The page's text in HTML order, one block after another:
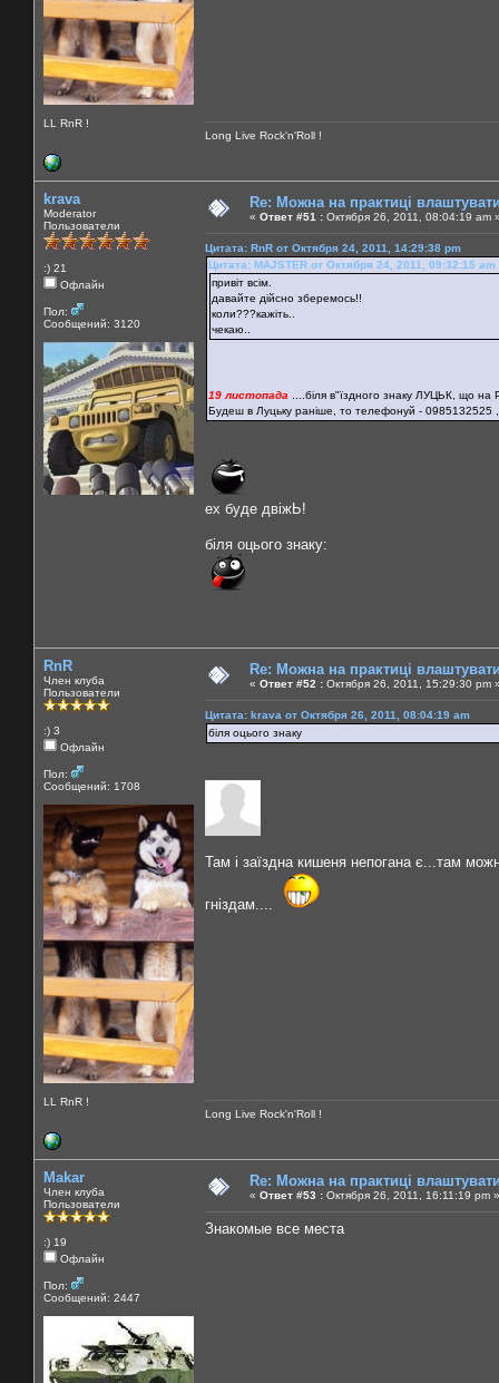
LL RnR !
Long Live Rock'n'Roll !
krava
Moderator
Пользователи
:) 21
Офлайн
Пол:
Сообщений: 3120
Re: Можна на практиці
« Ответ #51 : Октября 26, 2011, 08:04:19 am
Цитата: RnR от Октября 24, 2011, 14:29:38 pm
Цитата: MAJSTER от Октября 24, 2011, 09:32:15 am
привіт всім.
давайте дійсно зберемось!!
коли???кажіть..
чекаю..
19 листопада ....біля в"їздного знаку ЛУЦЬК, що на
Будеш в Луцьку раніше, то телефонуй - 0985132525
ех буде двіжЬ!
біля оцього знаку:
RnR
Член клуба
Пользователи
:) 3
Офлайн
Пол:
Сообщений: 1708
LL RnR !
Re: Можна на практиці
« Ответ #52 : Октября 26, 2011, 15:29:30 pm
Цитата: krava от Октября 26, 2011, 08:04:19 am
біля оцього знаку
Там і заїздна кишеня непогана є...там
гніздам....
Long Live Rock'n'Roll !
Makar
Член клуба
Пользователи
:) 19
Офлайн
Пол:
Сообщений: 2447
Re: Можна на практиці
« Ответ #53 : Октября 26, 2011, 16:11:19 pm »
Знакомые все места